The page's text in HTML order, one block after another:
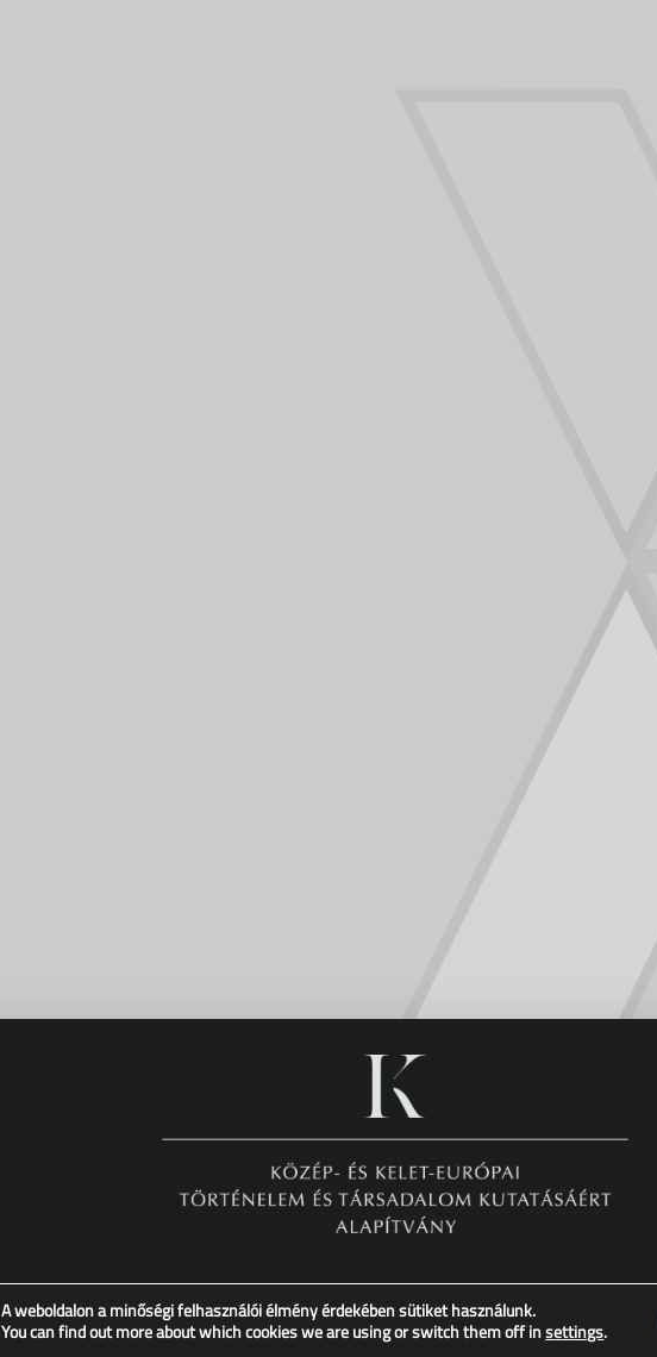
Copyright © XX. Század Intézet – Minden jog fenntartva!
A weboldalon a minőségi felhasználói élmény érdekében sütiket használunk.
You can find out more about which cookies we are using or switch them off insettings.